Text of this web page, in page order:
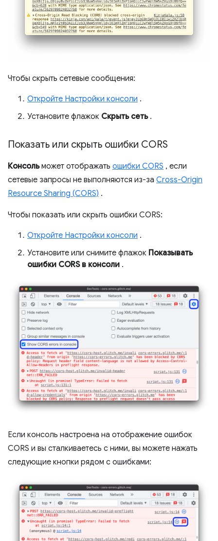
Чтобы скрыть сетевые сообщения:
Откройте Настройки консоли .
Установите флажок Скрыть сеть.
Показать или скрыть ошибки CORS
Консольможет отображать ошибки CORS , если
сетевые запросы не выполняются из-за Cross-Origin
Resource Sharing (CORS) .
Чтобы показать или скрыть ошибки CORS:
Откройте Настройки консоли .
Установите или снимите флажок Показывать
ошибки CORS в консоли .
Если консоль настроена на отображение ошибок
CORS и вы сталкиваетесь с ними, вы можете нажать
следующие кнопки рядом с ошибками: